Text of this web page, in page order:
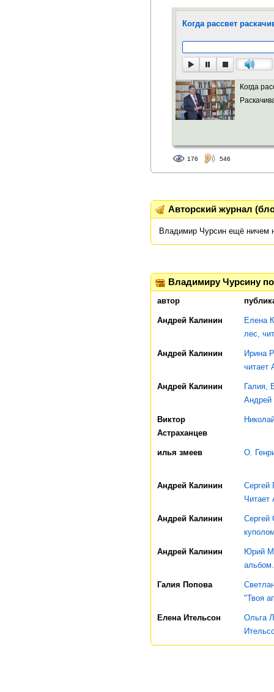
Когда рассвет
Когда
176 546
Авторский журнал
Владимир Чурсин ещё ничем
Владимиру Чурсину
автор
Андрей Калинин
Елена
лес,
Андрей Калинин
Ирина
читает
Андрей Калинин
Галия,
Андрей
Виктор
Астраханцев
илья змеев O.
Андрей Калинин
Сергей
Читает
Андрей Калинин
Сергей
Андрей Калинин
Юрий
Галия Попова
"Твоя
Елена Ительсон
Ольга